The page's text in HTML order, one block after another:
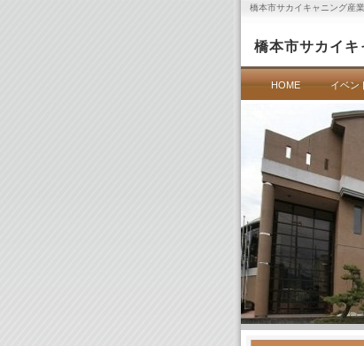
橋本市サカイキャニング産
橋本市サカイキ
HOME イベン